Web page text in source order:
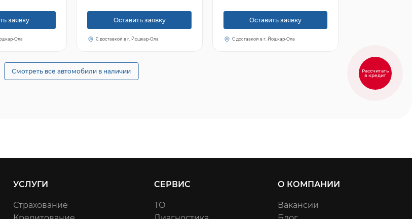
заявку
Ола
Оставить заявку
С доставкой в г. Йошкар-Ола
Оставить заявку
С доставкой в г. Йошкар-Ола
Смотреть все автомобили в наличии
УСЛУГИ
Страхование
СЕРВИС
ТО
О КОМПАНИИ
Вакансии
Рассчитать
в кредит